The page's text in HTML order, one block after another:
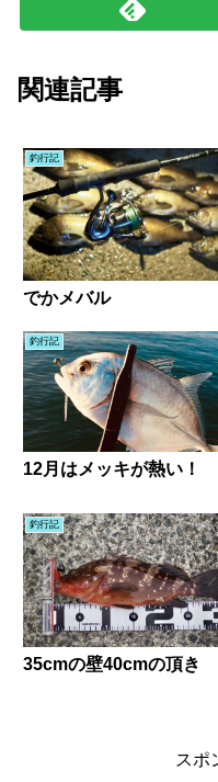
関連記事
釣行記
でかメバル
釣行記
12月はメッキが熱い！
釣行記
35cmの壁40cmの頂き
スポ